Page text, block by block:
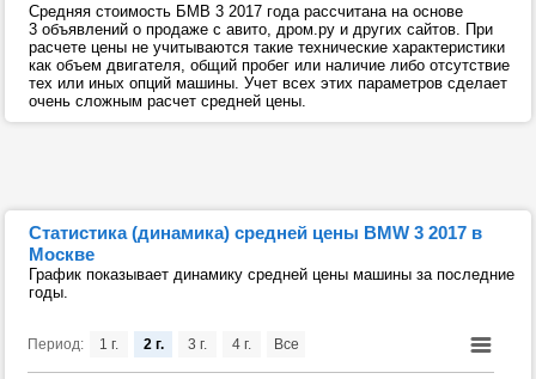
Средняя стоимость БМВ 3 2017 года рассчитана на основе
3 объявлений о продаже с авито, дром.ру и других сайтов. При
расчете цены не учитываются такие технические характеристики
как объем двигателя, общий пробег или наличие либо отсутствие
тех или иных опций машины. Учет всех этих параметров сделает
очень сложным расчет средней цены.
Статистика (динамика) средней цены BMW 3 2017 в
Москве
График показывает динамику средней цены машины за последние
годы.
Период: 1 г. 2 г. 3 г. 4 г. Все